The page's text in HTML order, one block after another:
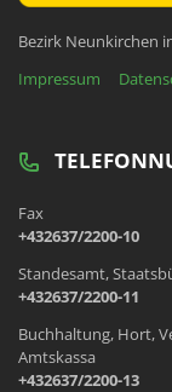
Bezirk Neunkirchen
Impressum
Fax
+432637/2200-10
Standesamt,
+432637/2200-11
Buchhaltung, Hort,
Amtskassa
+432637/2200-13